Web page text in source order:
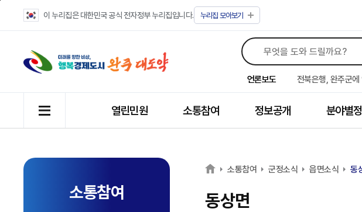
이 누리집은 대한민국 공식 전자정부 누리집입니다. 누리집 모아보기
언론보도
완주군 “여름휴가철
완주 청소년, 삼성
전북은행, 완주군
㈜새눈, 완주군에
완주 봉동읍, 희망
유희태 완주군수,
완주 미래라이온스
완주 이서면, 홀몸
열린민원 소통참여 정보공개 분야별
소통참여
소통참여 군정소식 읍면소식 동
동상면